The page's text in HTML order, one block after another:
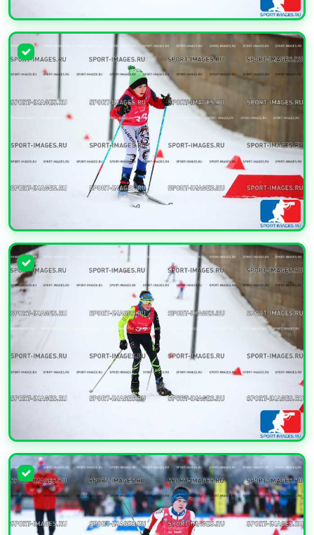
УВЕЛИЧИТЬ
УВЕЛИЧИТЬ
УВЕЛИЧИТЬ